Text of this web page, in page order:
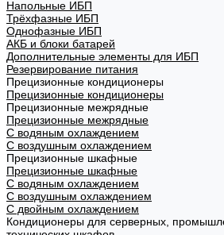
Напольные ИБП
Трёхфазные ИБП
Однофазные ИБП
АКБ и блоки батарей
Дополнительные элементы для ИБП
Резервирование питания
Прецизионные кондиционеры
Прецизионные кондиционеры
Прецизионные межрядные
Прецизионные межрядные
С водяным охлаждением
С воздушным охлаждением
Прецизионные шкафные
Прецизионные шкафные
С водяным охлаждением
С воздушным охлаждением
С двойным охлаждением
Кондиционеры для серверных,